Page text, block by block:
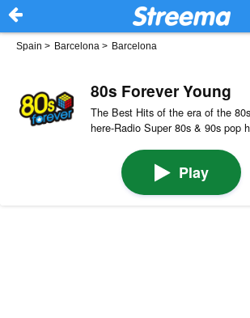
Spain > Barcelona > Barcelona
80s Forever Young
The Best Hits of the era of the
here-Radio Super 80s & 90s pop
Play